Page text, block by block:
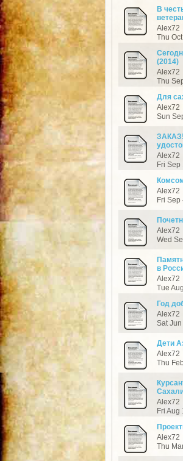
В
Alex72
Thu
(2014)
Alex72
Thu
Для
Alex72
Sun
ЗАКАЗ!
Alex72
Fri
Alex72
Fri
Alex72
Wed
в
Alex72
Tue
Год
Alex72
Sat
Дети
Alex72
Thu
Alex72
Fri
Alex72
Thu